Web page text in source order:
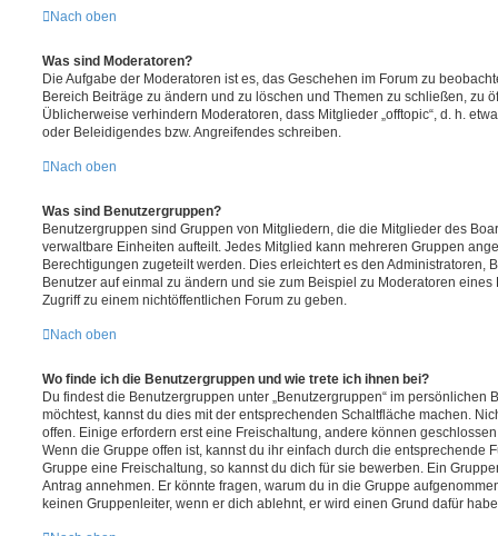
Nach oben
Was sind Moderatoren?
Die Aufgabe der Moderatoren ist es, das Geschehen im Forum zu
Bereich Beiträge zu ändern und zu löschen und Themen zu schließen, zu
Üblicherweise verhindern Moderatoren, dass Mitglieder „offtopic“, d. h.
oder Beleidigendes bzw. Angreifendes schreiben.
Nach oben
Was sind Benutzergruppen?
Benutzergruppen sind Gruppen von Mitgliedern, die die Mitglieder des
verwaltbare Einheiten aufteilt. Jedes Mitglied kann mehreren Gruppen
Berechtigungen zugeteilt werden. Dies erleichtert es den Administratoren,
Benutzer auf einmal zu ändern und sie zum Beispiel zu Moderatoren
Zugriff zu einem nichtöffentlichen Forum zu geben.
Nach oben
Wo finde ich die Benutzergruppen und wie trete ich ihnen bei?
Du findest die Benutzergruppen unter „Benutzergruppen“ im persönlichen
möchtest, kannst du dies mit der entsprechenden Schaltfläche machen.
offen. Einige erfordern erst eine Freischaltung, andere können
Wenn die Gruppe offen ist, kannst du ihr einfach durch die entsprechende
Gruppe eine Freischaltung, so kannst du dich für sie bewerben. Ein
Antrag annehmen. Er könnte fragen, warum du in die Gruppe
keinen Gruppenleiter, wenn er dich ablehnt, er wird einen Grund dafür